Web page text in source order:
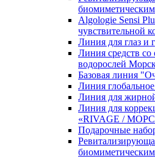
Algologie Sensi
чувcтвительной
Линия для глаз и
Линия средств
водорослей
Базовая линия
Линия
Линия для
Линия для
«RIVAGE /
Подарочные